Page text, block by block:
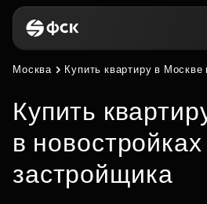
Москва Купить квартиру в
Купить
в новостройках
застройщика